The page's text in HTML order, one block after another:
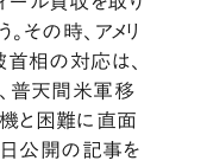
その時、アメリ
首相の対応は、
、普天間米軍移
と困難に直面
公開の記事を